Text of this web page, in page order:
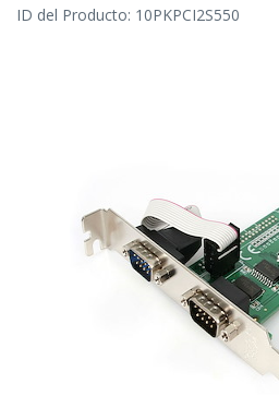
ID del Producto: 10PKPCI2S550